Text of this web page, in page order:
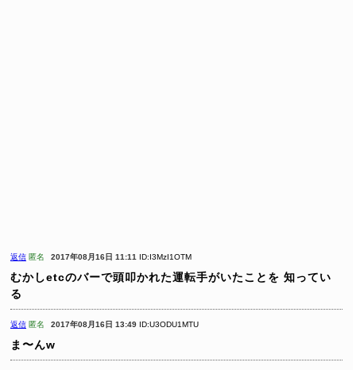
返信 匿名 2017年08月16日 11:11 ID:I3MzI1OTM
むかしetcのバーで頭叩かれた運転手がいたことを 知ってい
る
返信 匿名 2017年08月16日 13:49 ID:U3ODU1MTU
ま〜んw